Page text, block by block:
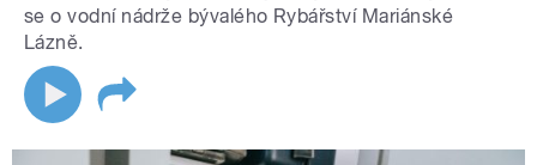
se o vodní nádrže bývalého Rybářství Mariánské
Lázně.